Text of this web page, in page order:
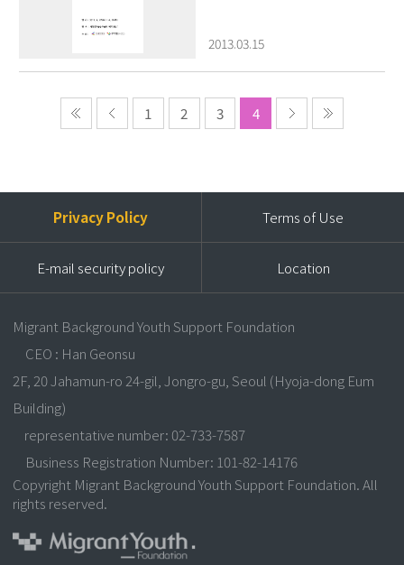
2013.03.15
1 2 3 4
Privacy Policy Terms of Use
E-mail security policy Location
Migrant Background Youth Support Foundation
CEO : Han Geonsu
2F, 20 Jahamun-ro 24-gil, Jongro-gu, Seoul (Hyoja-dong Eum
Building)
representative number: 02-733-7587
Business Registration Number: 101-82-14176
Copyright Migrant Background Youth Support Foundation. All
rights reserved.